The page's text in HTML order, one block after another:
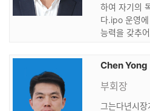
하여 자기의
다.ipo 운영
능력을 갖추
Chen Yong
부회장
그는다년시